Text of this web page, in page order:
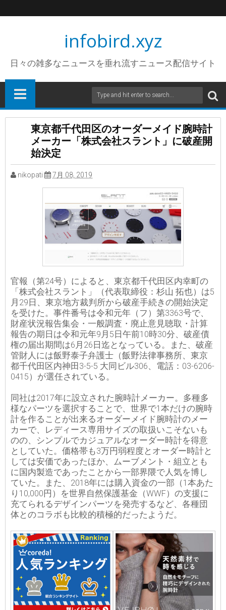
infobird.xyz
日々の雑多なニュースを垂れ流すニュース配信サイト
東京都千代田区のオーダーメイド腕時計
メーカー「株式会社スラント」に破産開
始決定
nikopati 7月 08, 2019
官報（第24号）によると、東京都千代田区内幸町の
「株式会社スラント」（代表取締役：杉山 拓也）は5
月29日、東京地方裁判所から破産手続きの開始決定
を受けた。事件番号は令和元年（フ）第3363号で、
財産状況報告集会・一般調査・廃止意見聴取・計算
報告の期日は令和元年9月5日午前10時30分、破産債
権の届出期間は6月26日迄となっている。また、破産
管財人には飯野泰子弁護士（飯野法律事務所、東京
都千代田区内神田3-5-5 大同ビル306、電話：03-6206-
0415）が選任されている。
同社は2017年に設立された腕時計メーカー。多種多
様なパーツを選択することで、世界で1本だけの腕時
計を作ることが出来るオーダーメイド腕時計のメー
カーで、レディース専用サイズの取扱いこそないも
のの、シンプルでカジュアルなオーダー時計を得意
としていた。価格帯も3万円弱程度とオーダー時計と
しては安価であったほか、ムーブメント・組立とも
に国内製造であったことから一部界隈で人気を博し
ていた。また、2018年には購入資金の一部（1本あた
り10,000円）を世界自然保護基金（WWF）の支援に
充てられるデザインパーツを発売するなど、各種団
体とのコラボも比較的積極的だったようだ。